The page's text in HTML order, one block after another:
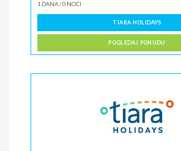
1 DANA/0 NOĆI
TIARA HOLIDAYS
POGLEDAJ PONUDU